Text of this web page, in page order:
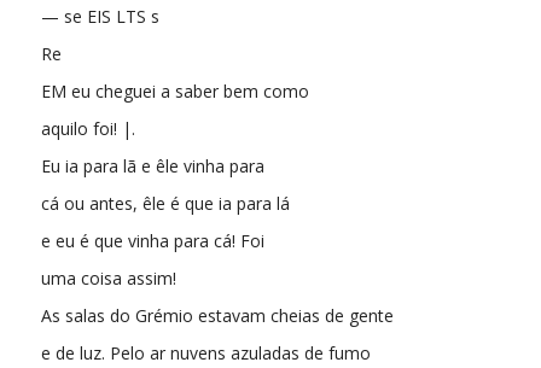
— se EIS LTS s
Re
EM eu cheguei a saber bem como
aquilo foi! |.
Eu ia para lã e êle vinha para
cá ou antes, êle é que ia para lá
e eu é que vinha para cá! Foi
uma coisa assim!
As salas do Grémio estavam cheias de gente
e de luz. Pelo ar nuvens azuladas de fumo